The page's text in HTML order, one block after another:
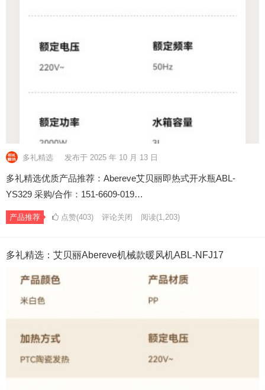
多礼精选 发布于 2025 年 10 月 13 日
多礼精选优质产品推荐：Abereve艾贝丽即热式开水瓶ABL-
YS329 采购/合作：151-6609-019…
产品推荐 点赞(403) 评论关闭 阅读(1,203)
多礼精选：艾贝丽Abereve机械款暖风机ABL-NFJ17